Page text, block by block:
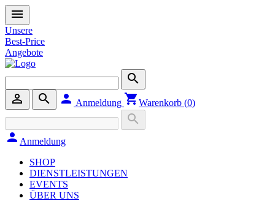
menu
Unsere
Best-Price
Angebote
search
person_outline
search person Anmeldung shopping_cartWarenkorb (0)
search
person Anmeldung
SHOP
DIENSTLEISTUNGEN
EVENTS
ÜBER UNS